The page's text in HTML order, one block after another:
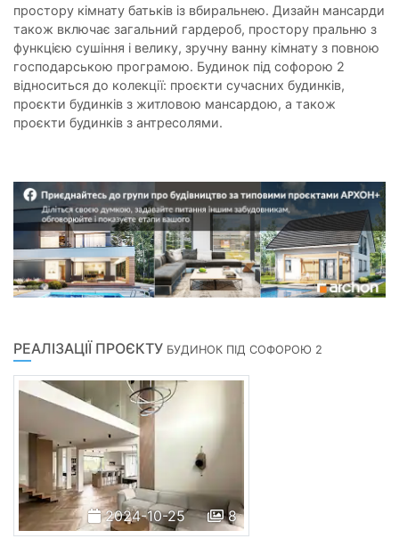
простору кімнату батьків із вбиральнею. Дизайн мансарди
також включає загальний гардероб, простору пральню з
функцією сушіння і велику, зручну ванну кімнату з повною
господарською програмою. Будинок під софорою 2
відноситься до колекції: проєкти сучасних будинків,
проєкти будинків з житловою мансардою, а також
проєкти будинків з антресолями.
РЕАЛІЗАЦІЇ ПРОЄКТУ БУДИНОК ПІД СОФОРОЮ 2
2024-10-25 8